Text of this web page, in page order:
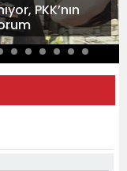
PKK’nın